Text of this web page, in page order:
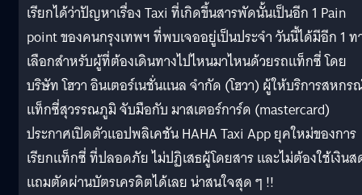
เรียกได้ว่าปัญหาเรื่อง Taxi ที่เกิดขึ้นสารพัดนั้นเป็นอีก 1 Pain
point ของคนกรุงเทพฯ ที่พบเจออยู่เป็นประจำ วันนี้ได้มีอีก 1 ท
เลือกสำหรับผู้ที่ต้องเดินทางไปไหนมาไหนด้วยรถแท็กซี่ โดย
บริษัท โฮวา อินเตอร์เนชั่นแนล จำกัด (โฮวา) ผู้ให้บริการสหกร
แท็กซี่สุวรรณภูมิ จับมือกับ มาสเตอร์การ์ด (mastercard)
ประกาศเปิดตัวแอปพลิเคชัน HAHA Taxi App ยุคใหม่ของการ
เรียกแท็กซี่ ที่ปลอดภัย ไม่ปฏิเสธผู้โดยสาร และไม่ต้องใช้เงิน
แถมตัดผ่านบัตรเครดิตได้เลย น่าสนใจสุด ๆ !!